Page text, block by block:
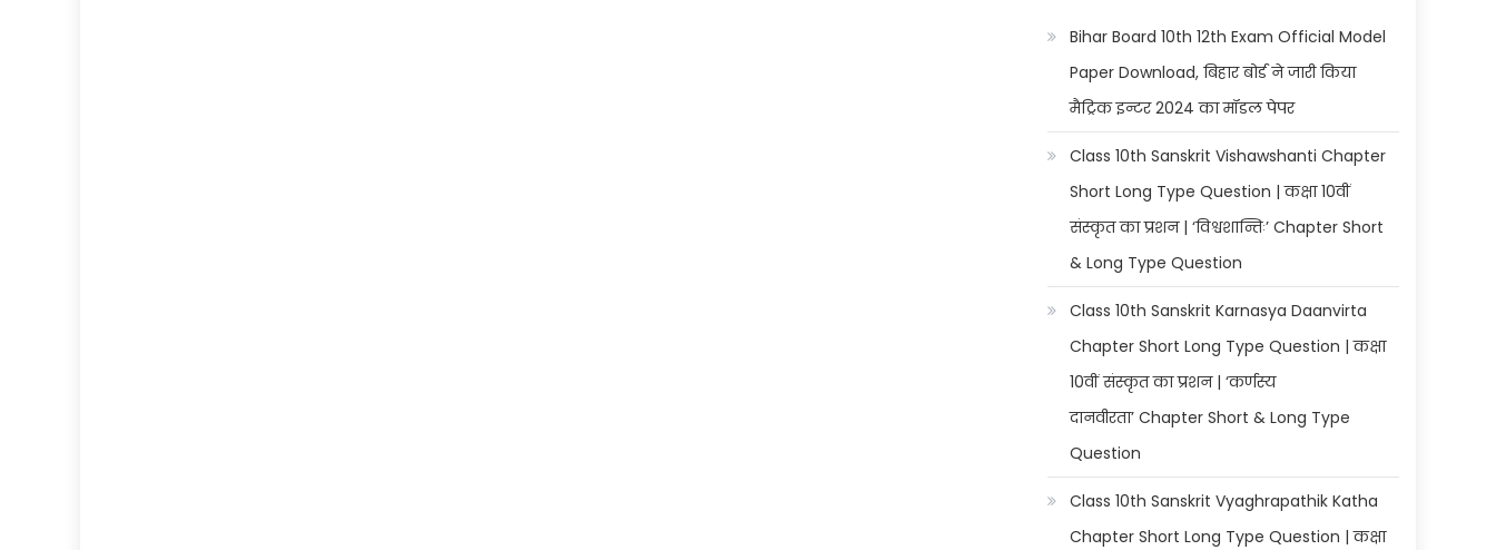
Bihar Board 10th 12th Exam Official Model
Paper Download, बिहार बोर्ड ने जारी किया
मैट्रिक इन्टर 2024 का मॉडल पेपर
Class 10th Sanskrit Vishawshanti Chapter
Short Long Type Question | कक्षा 10वीं
संस्कृत का प्रशन | ‘विश्वशान्तिः’ Chapter Short
& Long Type Question
Class 10th Sanskrit Karnasya Daanvirta
Chapter Short Long Type Question | कक्षा
10वीं संस्कृत का प्रशन | ‘कर्णस्य
दानवीरता’ Chapter Short & Long Type
Question
Class 10th Sanskrit Vyaghrapathik Katha
Chapter Short Long Type Question | कक्षा